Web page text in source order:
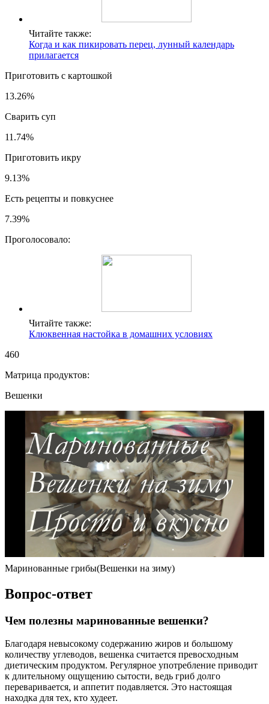
Читайте также:
Когда и как пикировать перец, лунный календарь
прилагается
Приготовить с картошкой
13.26%
Сварить суп
11.74%
Приготовить икру
9.13%
Есть рецепты и повкуснее
7.39%
Проголосовало:
Читайте также:
Клюквенная настойка в домашних условиях
460
Матрица продуктов:
Вешенки
Маринованные грибы(Вешенки на зиму)
Вопрос-ответ
Чем полезны маринованные вешенки?
Благодаря невысокому содержанию жиров и большому
количеству углеводов, вешенка считается превосходным
диетическим продуктом. Регулярное употребление приводит
к длительному ощущению сытости, ведь гриб долго
переваривается, и аппетит подавляется. Это настоящая
находка для тех, кто худеет.